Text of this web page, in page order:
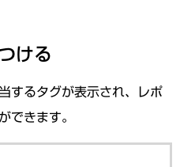
ける
するタグが表示され、レポ
できます。